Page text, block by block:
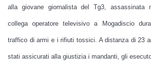
alla giovane giornalista del Tg3, assassinata
collega operatore televisivo a Mogadiscio
traffico di armi e i rifiuti tossici. A distanza di 23
stati assicurati alla giustizia i mandanti, gli